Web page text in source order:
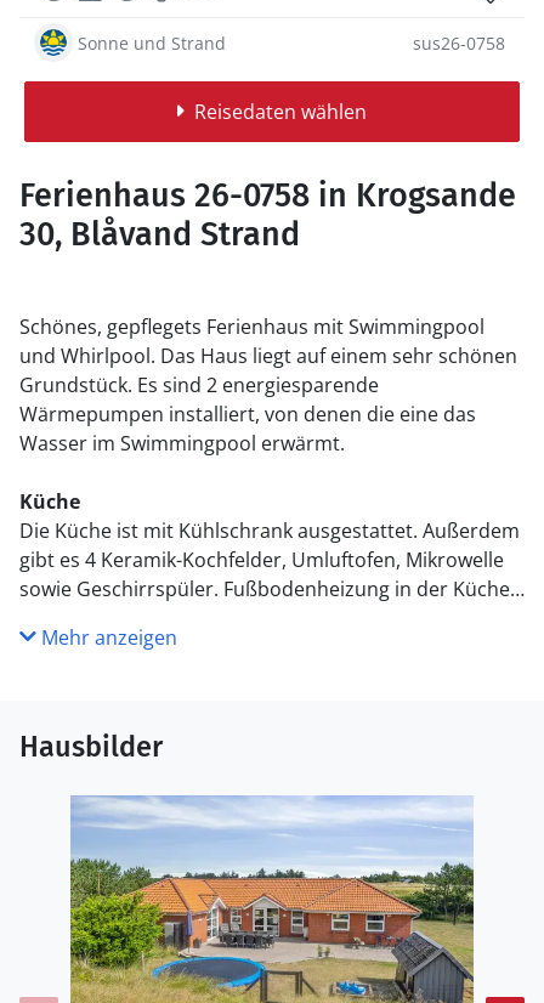
Sonne und Strand sus26-0758
Reisedaten wählen
Ferienhaus 26-0758 in Krogsande
30, Blåvand Strand
Schönes, gepflegets Ferienhaus mit Swimmingpool
und Whirlpool. Das Haus liegt auf einem sehr schönen
Grundstück. Es sind 2 energiesparende
Wärmepumpen installiert, von denen die eine das
Wasser im Swimmingpool erwärmt.
Küche
Die Küche ist mit Kühlschrank ausgestattet. Außerdem
gibt es 4 Keramik-Kochfelder, Umluftofen, Mikrowelle
sowie Geschirrspüler. Fußbodenheizung in der Küche.
WC und Bad
Sauna zur Verfügung in der Sie sich so richtig
entspannen können.
Draußen
Die Ferienunterkunft liegt auf einem 2380 m² großen
Naturgrundstück. Das Grundstück ist eingezäunt. Die
Entfernung zum Meer beträgt 800 m. Die nächste
Einkaufsmöglichkeit liegt 2000 m entfernt. Es steht ein
48 m² Terrassenareal zur Verfügung. Schaukel.
Sandkasten. Kinderspielhaus. Trampolin. Fußballtor. Es
Mehr anzeigen
Hausbilder